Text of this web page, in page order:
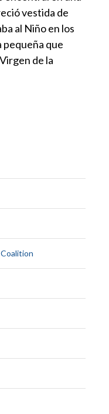
vestida de
al Niño en los
pequeña que
de la